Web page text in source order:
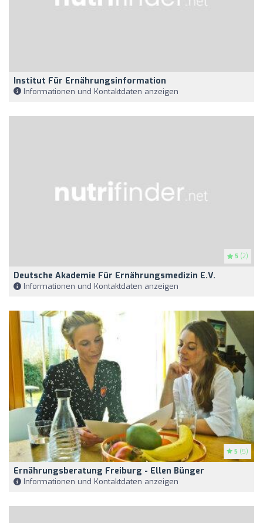
Institut Für Ernährungsinformation
Informationen und Kontaktdaten anzeigen
5 (2)
Deutsche Akademie Für Ernährungsmedizin E.V.
Informationen und Kontaktdaten anzeigen
5 (5)
Ernährungsberatung Freiburg - Ellen Bünger
Informationen und Kontaktdaten anzeigen